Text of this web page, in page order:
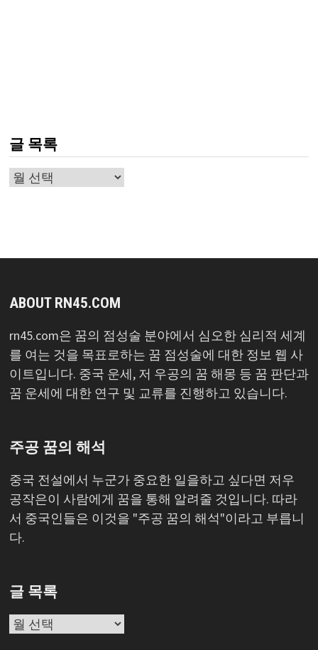
글 목록
글
ABOUT RN45.COM
rn45.com은 꿈의 점성술 분야에서 심오한 심리적 세계
를 여는 것을 목표로하는 꿈 점성술에 대한 정보 웹 사
이트입니다. 중국 운세, 저 우공의 꿈 해몽 등 꿈 판단과
꿈 운세에 대한 연구 및 교류를 진행하고 있습니다.
주공 꿈의 해석
중국 전설에서 누군가 중요한 일을하고 싶다면 저우
공작은이 사람에게 꿈을 통해 알려줄 것입니다. 따라
서 중국인들은 이것을 "주공 꿈의 해석"이라고 부릅니
다.
글 목록
글